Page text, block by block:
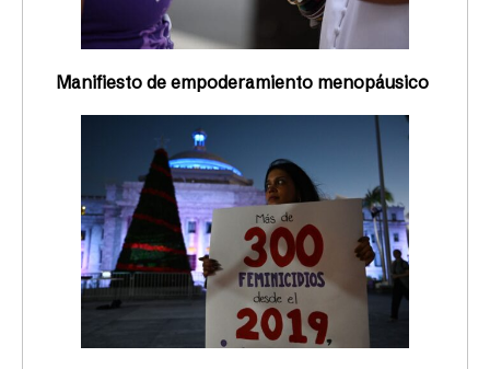
Manifiesto de empoderamiento menopáusico